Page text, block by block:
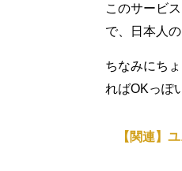
このサービ
で、日本人
ちなみにち
ればOKっぽ
【関連】